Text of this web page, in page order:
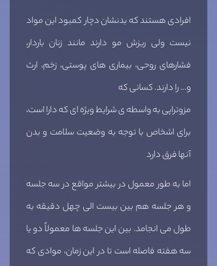
افرادی هستند که بدنشان دچار کمبود این مواد
نیست ولی ریزش مو دارند مانند زنان باردار،
فشارهای روحی، بیماری های پوستی، زخم، ارث
و… را دارند. کسانی که
مزوتراپی به واسطه ی شرایط ویژه ای که دارا است،
برای اشخاص با توجه به وضعیت سلامت و بدن
آنها فرق دارد
اما به طور معمول در بیشتر مواقع در سه جلسه
و هر جلسه هم بین بیست الی چهل دقیقه به
طول می انجامد. بین این جلسه ها معمولاً دو یا
سه هفته فاصله است تا در این زمان، موادی که